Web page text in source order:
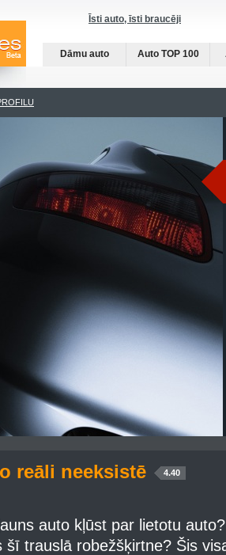
Īsti auto, īsti braucēji
Dāmu auto Auto TOP 100
reāli neeksistē 4.40
auto kļūst par lietotu auto?
šī trauslā robežšķirtne? Šis